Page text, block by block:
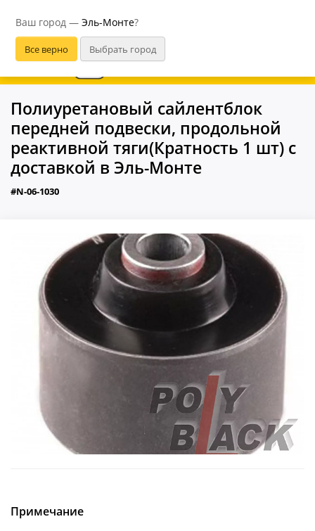
Ваш город — Эль-Монте?
В приложении удобнее
Полиуретановый сайлентблок
передней подвески, продольной
реактивной тяги(Кратность 1 шт) с
доставкой в Эль-Монте
#N-06-1030
Примечание